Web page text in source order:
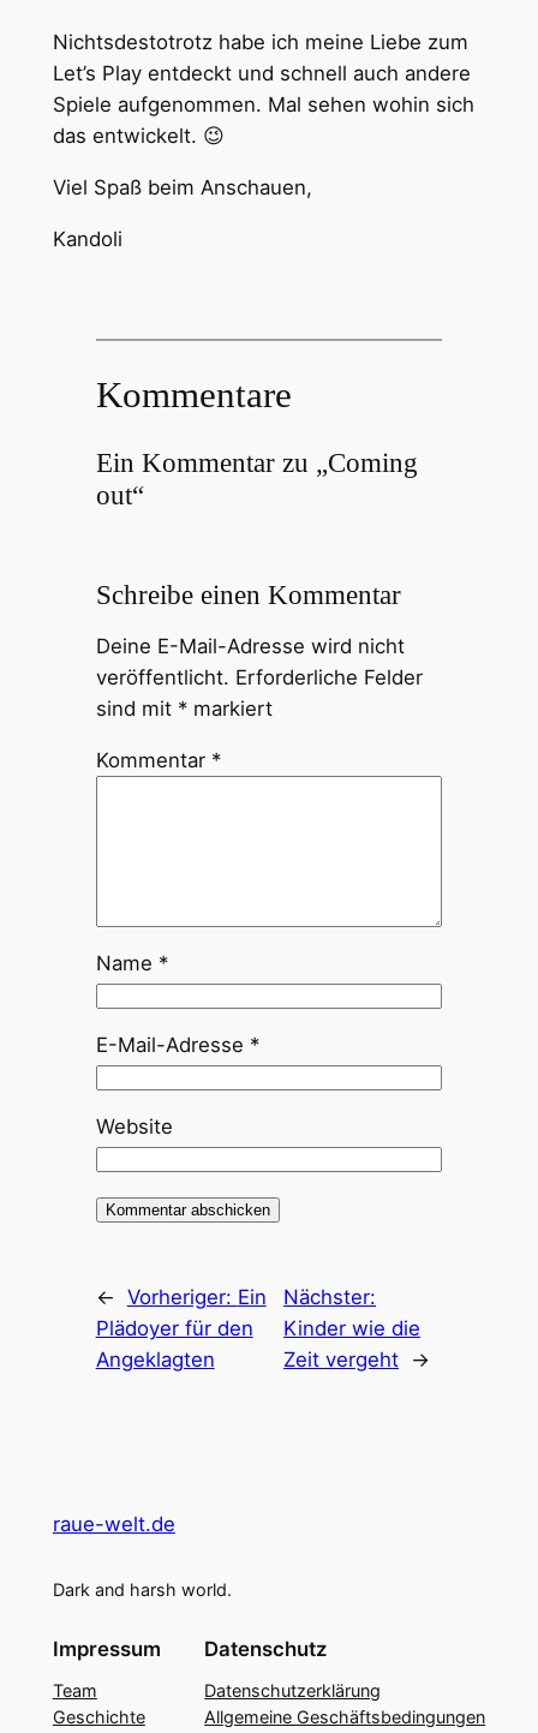
Nichtsdestotrotz habe ich meine Liebe zum
Let’s Play entdeckt und schnell auch andere
Spiele aufgenommen. Mal sehen wohin sich
das entwickelt. 😉
Viel Spaß beim Anschauen,
Kandoli
Kommentare
Ein Kommentar zu „Coming
out“
Schreibe einen Kommentar
Deine E-Mail-Adresse wird nicht
veröffentlicht. Erforderliche Felder
sind mit *markiert
Kommentar *
Name *
E-Mail-Adresse *
Website
← Vorheriger: Ein
Plädoyer für den
Angeklagten
Nächster:
Kinder wie die
Zeit vergeht →
raue-welt.de
Dark and harsh world.
Impressum
Team
Geschichte
Datenschutz
Datenschutzerklärung
Allgemeine Geschäftsbedingungen